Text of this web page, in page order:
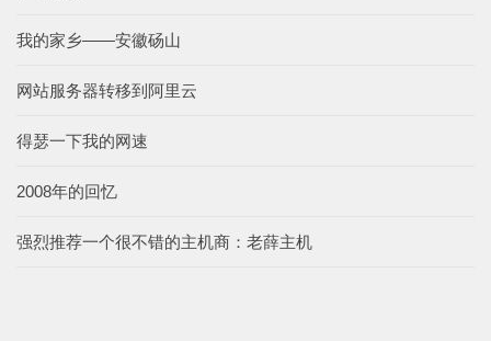
我的家乡——安徽砀山
网站服务器转移到阿里云
得瑟一下我的网速
2008年的回忆
强烈推荐一个很不错的主机商：老薛主机